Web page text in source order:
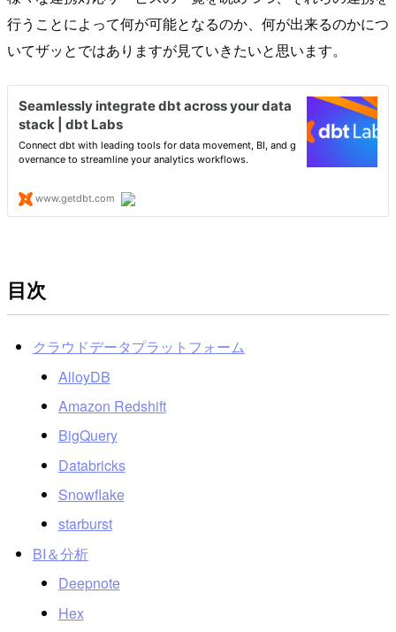
行うことによって何が可能となるのか、何が出来るのかにつ
いてザッとではありますが見ていきたいと思います。
目次
クラウドデータプラットフォーム
AlloyDB
Amazon Redshift
BigQuery
Databricks
Snowflake
starburst
BI＆分析
Deepnote
Hex